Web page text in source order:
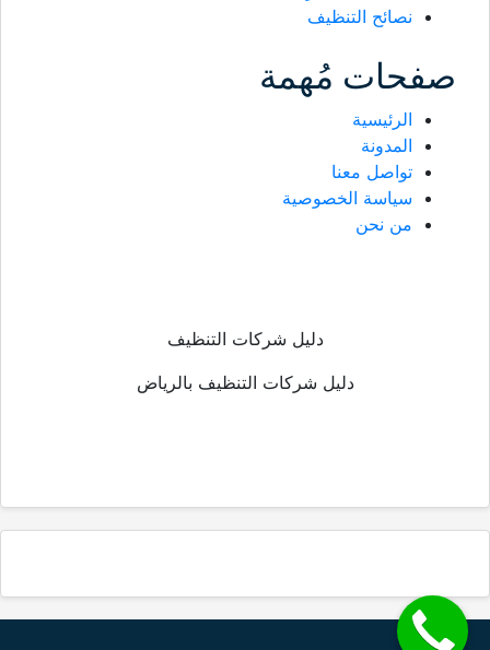
نصائح التنظيف
صفحات مُهمة
الرئيسية
المدونة
تواصل معنا
سياسة الخصوصية
من نحن
دليل شركات التنظيف
دليل شركات التنظيف بالرياض